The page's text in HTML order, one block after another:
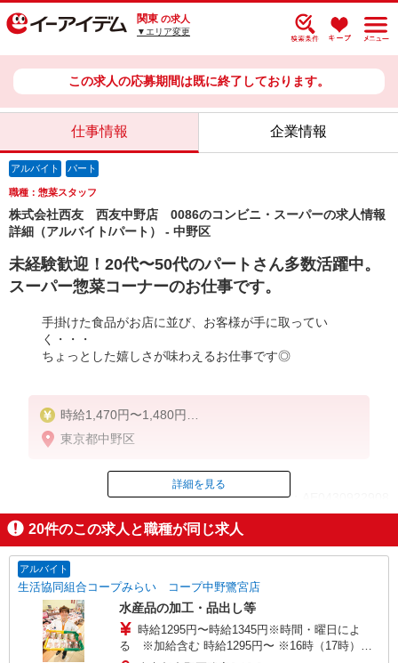
関東 の求人
▼エリア変更
この求人の応募期間は既に終了しております。
仕事情報 企業情報
アルバイト パート
職種：惣菜スタッフ
株式会社西友 西友中野店 0086のコンビニ・スーパーの求人情報
詳細（アルバイト/パート） - 中野区
未経験歓迎！20代〜50代のパートさん多数活躍中。
スーパー惣菜コーナーのお仕事です。
手掛けた食品がお店に並び、お客様が手に取ってい
く・・・
ちょっとした嬉しさが味わえるお仕事です◎
時給1,470円〜1,480円
5-8時 1450円
19-22時 1480円
22-5時 1850円（深夜手当含む）
※給与幅は時間帯による
東京都中野区
ID：AE0430922908
掲載期間終了
詳細を見る
20件のこの求人と職種が同じ求人
アルバイト
生活協同組合コープみらい コープ中野鷺宮店
水産品の加工・品出し等
時給1295円〜時給1345円※時間・曜日によ
る ※加給含む 時給1295円〜 ※16時（17時）以